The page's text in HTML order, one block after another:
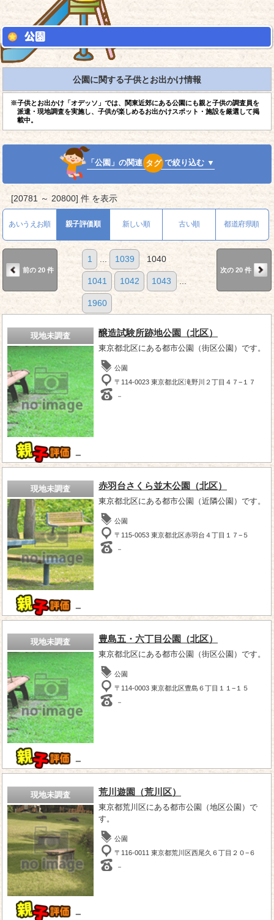
公園に関する子供とお出かけ情報
※子供とお出かけ「オデッソ」では、関東近郊にある公園にも親と子供の調査員を
派遣・現地調査を実施し、子供が楽しめるお出かけスポット・施設を厳選して掲
載中。
「公園」の関連 タグ で絞り込む ▼
[20781 ～ 20800] 件 を表示
あいうえお順 親子評価順 新しい順 古い順 都道府県順
前の 20 件
1 ... 1039 1040
1041 1042 1043 ...
1960
次の 20 件
現地未調査
－
醸造試験所跡地公園（北区）
東京都北区にある都市公園（街区公園）です。
公園
〒114-0023 東京都北区滝野川２丁目４７−１７
－
現地未調査
－
赤羽台さくら並木公園（北区）
東京都北区にある都市公園（近隣公園）です。
公園
〒115-0053 東京都北区赤羽台４丁目１７−５
－
現地未調査
－
豊島五・六丁目公園（北区）
東京都北区にある都市公園（街区公園）です。
公園
〒114-0003 東京都北区豊島６丁目１１−１５
－
現地未調査
－
荒川遊園（荒川区）
東京都荒川区にある都市公園（地区公園）で
す。
公園
〒116-0011 東京都荒川区西尾久６丁目２０−６
－